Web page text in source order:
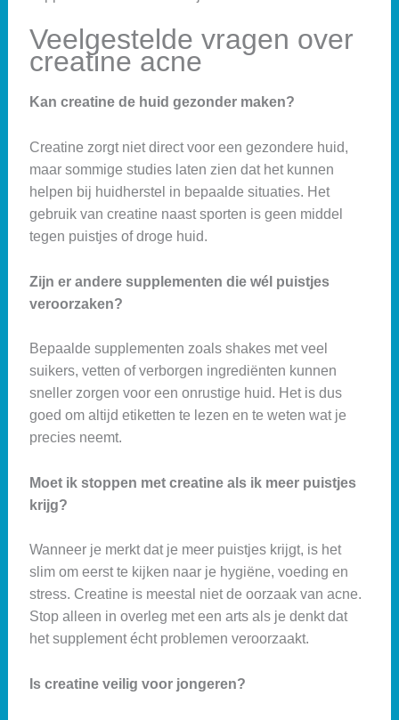
Veelgestelde vragen over
creatine acne
Kan creatine de huid gezonder maken?
Creatine zorgt niet direct voor een gezondere huid,
maar sommige studies laten zien dat het kunnen
helpen bij huidherstel in bepaalde situaties. Het
gebruik van creatine naast sporten is geen middel
tegen puistjes of droge huid.
Zijn er andere supplementen die wél puistjes
veroorzaken?
Bepaalde supplementen zoals shakes met veel
suikers, vetten of verborgen ingrediënten kunnen
sneller zorgen voor een onrustige huid. Het is dus
goed om altijd etiketten te lezen en te weten wat je
precies neemt.
Moet ik stoppen met creatine als ik meer puistjes
krijg?
Wanneer je merkt dat je meer puistjes krijgt, is het
slim om eerst te kijken naar je hygiëne, voeding en
stress. Creatine is meestal niet de oorzaak van acne.
Stop alleen in overleg met een arts als je denkt dat
het supplement écht problemen veroorzaakt.
Is creatine veilig voor jongeren?